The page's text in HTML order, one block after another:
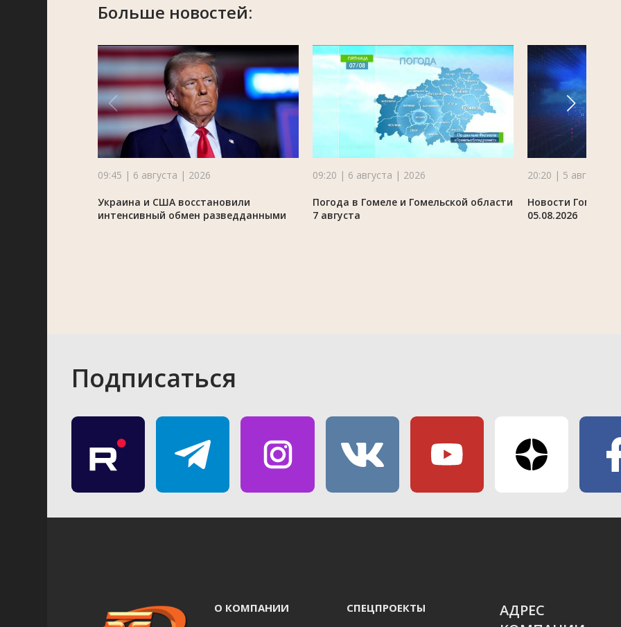
Больше новостей:
09:45 | 6 августа | 2026
Украина и США восстановили
интенсивный обмен разведданными
09:20 | 6 августа | 2026
Погода в Гомеле и Гомельской области
7 августа
20:20 | 5 августа |
Новости
05.08.2026
Подписаться
О КОМПАНИИ СПЕЦПРОЕКТЫ
АДРЕС